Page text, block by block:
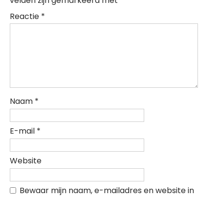
Reactie *
Naam *
E-mail *
Website
Bewaar mijn naam, e-mailadres en website in